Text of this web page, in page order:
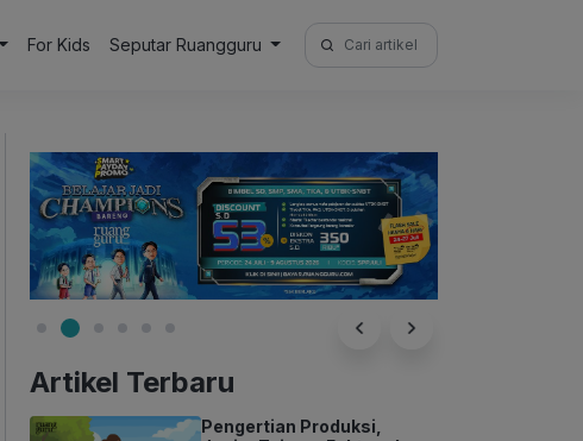
For Kids Seputar Ruangguru
Search
for:
Artikel Terbaru
Pengertian Produksi,